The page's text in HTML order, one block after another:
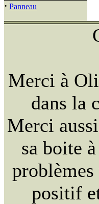
· Panneau
Merci à
dans la
Merci
sa boite
positif